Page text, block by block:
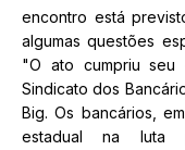
encontro está
algumas questões
"O ato cumpriu seu
Sindicato dos
Big. Os bancários,
estadual na luta